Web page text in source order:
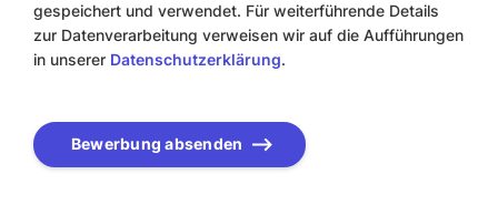
gespeichert und verwendet. Für weiterführende Details
zur Datenverarbeitung verweisen wir auf die Aufführungen
in unserer Datenschutzerklärung.
Bewerbung absenden